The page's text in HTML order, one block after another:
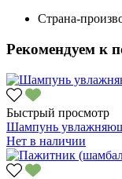
Страна-
Рекомендуем к
Быстрый просмотр
Шампунь
Нет в наличии